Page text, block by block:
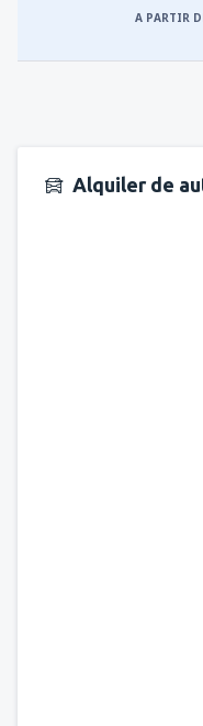
A PARTIR
Alquiler de